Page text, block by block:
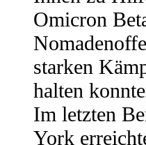
Omicron
starken
halten
Im letzten
York